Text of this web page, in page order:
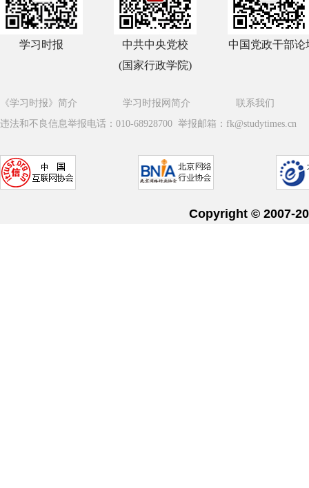
学习时报
中共中央党校
(国家行政学院)
中国党政干部论
《学习时报》简介 学习时报网简介
联系我们
违法和不良信息举报电话：010-68928700 举报邮箱：fk@studytimes.cn
Copyright © 2007-